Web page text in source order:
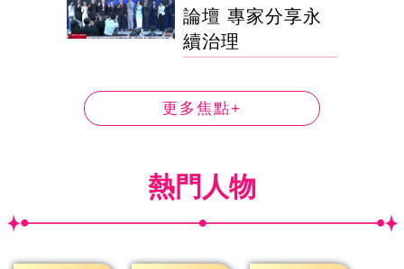
論壇 專家分享永
續治理
更多焦點+
熱門人物